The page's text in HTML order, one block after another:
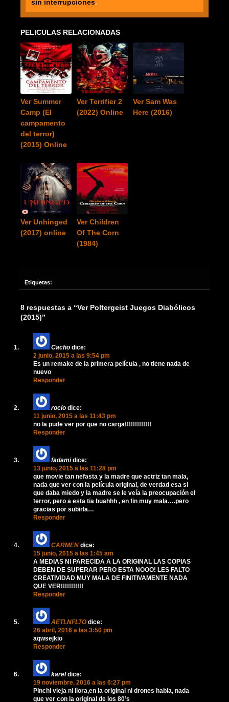
sin interrupciones.
PELICULAS RELACIONADAS
Ver Summer
Camp (El
campamento
del terror)
(2015) Online
Ver Terrifier 2
(2022) Online
Ver Sam Was
Here (2016)
Ver Unhinged
(2017) online
Ver Children
Of The Corn
(1984)
Etiquetas:
8 respuestas a “Ver Poltergeist Juegos Diabólicos
(2015)”
Cacho dice:
2 junio, 2015 a las 9:54 pm
Es un remake de la primera película , no tiene nada de
nuevo
Responder
rocio dice:
11 junio, 2015 a las 11:43 pm
no la pude ver por que no carga!!!!!!!!!!!!!
Responder
fadami dice:
13 junio, 2015 a las 11:28 pm
que movie tan nefasta y la madre que actriz tan mala,
nada que ver con la película original, de verdad esa si
que daba miedo y la madre se le veía la preocupación el
terror, pero a esta tia buahhh , en fin muy mala….pero
gracias por subirla…
Responder
CARMEN dice:
15 junio, 2015 a las 1:45 am
A MEDIAS NI PARECIDA A LA ORIGINAL LAS COPIAS
DEBEN DE SUPERAR PERO ESTA NOOO! LES FALTO
CREATIVIDAD MUY MALA DE FINITIVAMENTE NADA
QUE VER!!!!!!!!!!!
Responder
AETLNFLTO dice:
26 abril, 2016 a las 3:50 pm
aqwsejkio
Responder
karel dice:
19 noviembre, 2016 a las 6:27 pm
Pinchi vieja ni llora,en la original ni drones habia, nada
que ver con la original de los 80’s